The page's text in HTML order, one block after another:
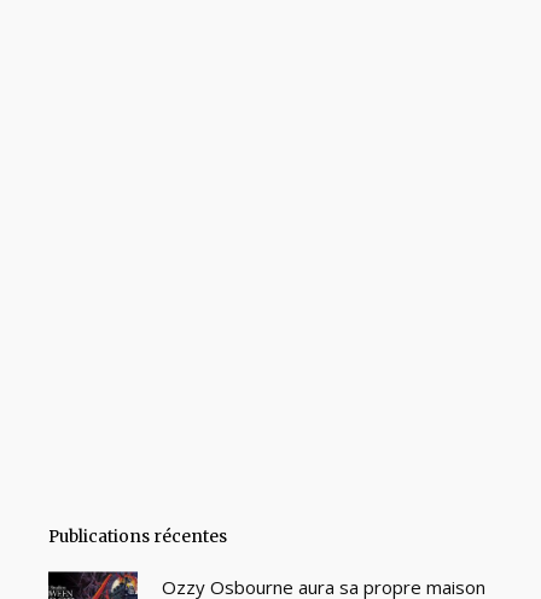
Publications récentes
Ozzy Osbourne aura sa propre maison